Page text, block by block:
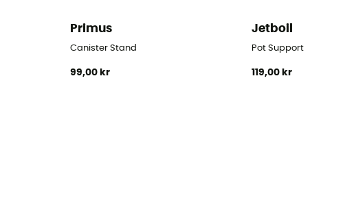
Primus
Canister Stand
99,00 kr
Jetboil
Pot Support
119,00 kr